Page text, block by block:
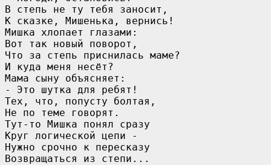
В степь не ту тебя заносит,
К сказке, Мишенька, вернись!
Мишка хлопает глазами:
Вот так новый поворот,
Что за степь приснилась маме?
И куда меня несёт?
Мама сыну объясняет:
- Это шутка для ребят!
Тех, что, попусту болтая,
Не по теме говорят.
Тут-то Мишка понял сразу
Круг логической цепи -
Нужно срочно к пересказу
Возвращаться из степи...